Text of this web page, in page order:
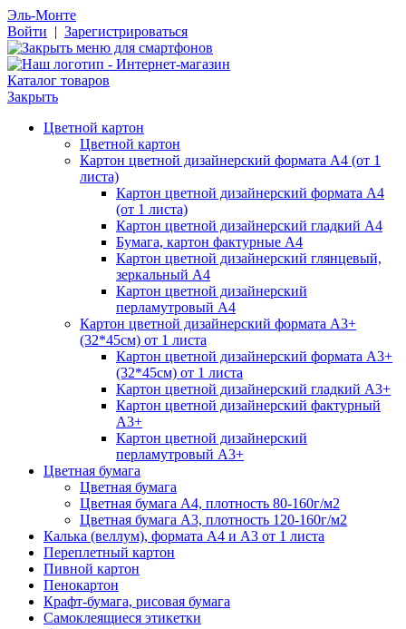
Эль-Монте
Войти | Зарегистрироваться
Каталог товаров
Закрыть
Цветной картон
Цветной картон
Картон цветной дизайнерский формата А4 (от 1
листа)
Картон цветной дизайнерский формата А4
(от 1 листа)
Картон цветной дизайнерский гладкий А4
Бумага, картон фактурные А4
Картон цветной дизайнерский глянцевый,
зеркальный А4
Картон цветной дизайнерский
перламутровый А4
Картон цветной дизайнерский формата А3+
(32*45см) от 1 листа
Картон цветной дизайнерский формата А3+
(32*45см) от 1 листа
Картон цветной дизайнерский гладкий А3+
Картон цветной дизайнерский фактурный
А3+
Картон цветной дизайнерский
перламутровый А3+
Цветная бумага
Цветная бумага
Цветная бумага А4, плотность 80-160г/м2
Цветная бумага А3, плотность 120-160г/м2
Калька (веллум), формата А4 и А3 от 1 листа
Переплетный картон
Пивной картон
Пенокартон
Крафт-бумага, рисовая бумага
Самоклеящиеся этикетки